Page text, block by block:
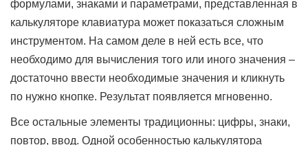
формулами, знаками и параметрами, представленная в
калькуляторе клавиатура может показаться сложным
инструментом. На самом деле в ней есть все, что
необходимо для вычисления того или иного значения –
достаточно ввести необходимые значения и кликнуть
по нужно кнопке. Результат появляется мгновенно.
Все остальные элементы традиционны: цифры, знаки,
повтор, ввод. Одной особенностью калькулятора